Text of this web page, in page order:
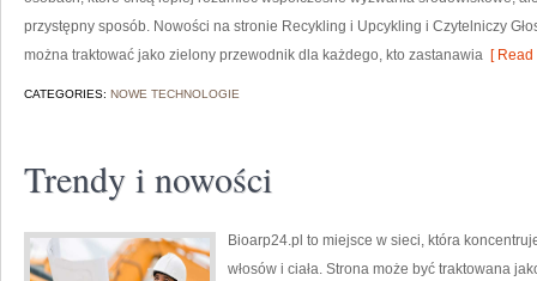
przystępny sposób. Nowości na stronie Recykling i Upcykling i Czytelniczy
można traktować jako zielony przewodnik dla każdego, kto zastanawia [ Read
CATEGORIES: NOWE TECHNOLOGIE
Trendy i nowości
Bioarp24.pl to miejsce w sieci, która
włosów i ciała. Strona może być traktowana